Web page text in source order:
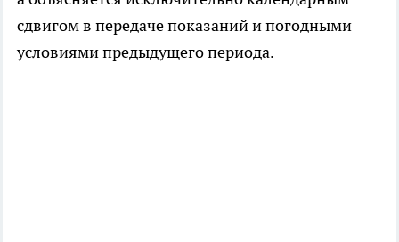
сдвигом в передаче показаний и погодными
условиями предыдущего периода.